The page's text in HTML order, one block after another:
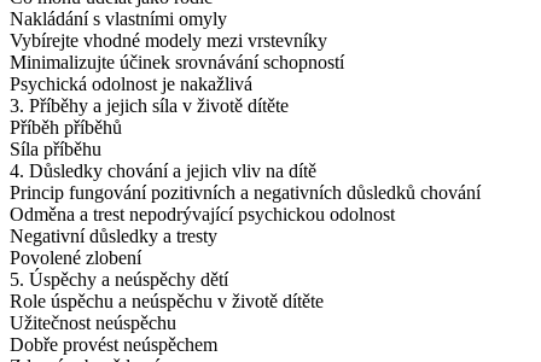
Nakládání s vlastními omyly
Vybírejte vhodné modely mezi vrstevníky
Minimalizujte účinek srovnávání schopností
Psychická odolnost je nakažlivá
3. Příběhy a jejich síla v životě dítěte
Příběh příběhů
Síla příběhu
4. Důsledky chování a jejich vliv na dítě
Princip fungování pozitivních a negativních důsledků chování
Odměna a trest nepodrývající psychickou odolnost
Negativní důsledky a tresty
Povolené zlobení
5. Úspěchy a neúspěchy dětí
Role úspěchu a neúspěchu v životě dítěte
Užitečnost neúspěchu
Dobře provést neúspěchem